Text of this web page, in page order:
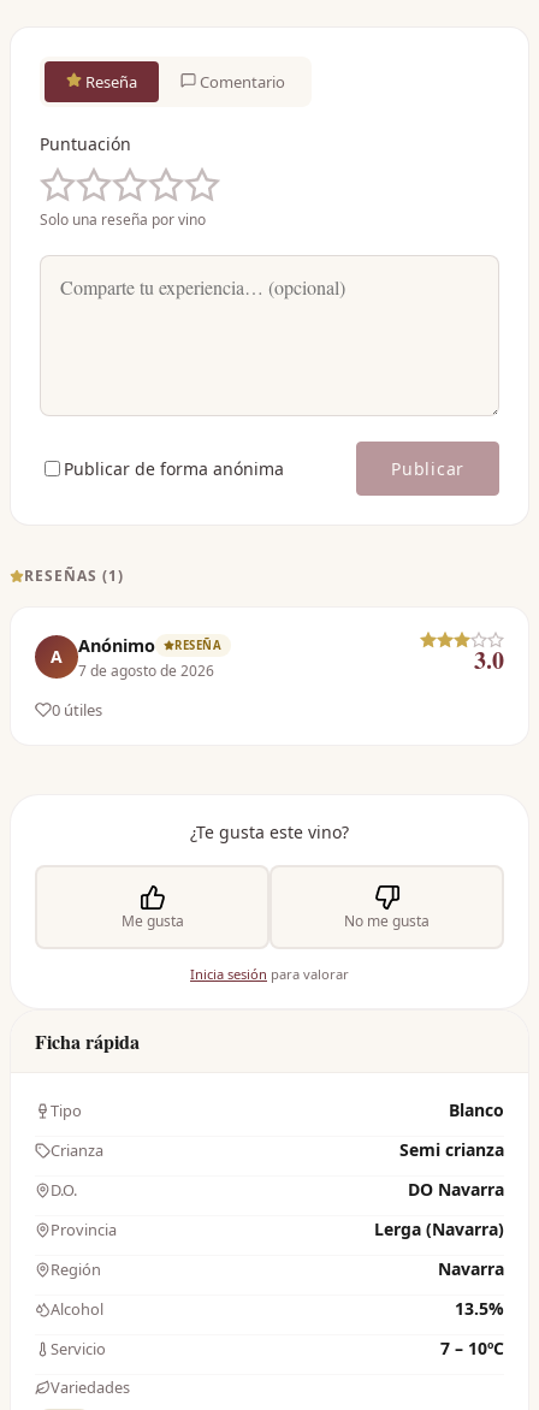
Reseña Comentario
Puntuación
Solo una reseña por vino
Publicar de forma anónima Publicar
RESEÑAS (1)
A Anónimo RESEÑA
7 de agosto de 2026 3.0
0 útiles
¿Te gusta este vino?
Me gusta No me gusta
Inicia sesión para valorar
Ficha rápida
Tipo Blanco
Crianza Semi crianza
D.O. DO Navarra
Provincia Lerga (Navarra)
Región Navarra
Alcohol 13.5%
Servicio 7 – 10ºC
Variedades